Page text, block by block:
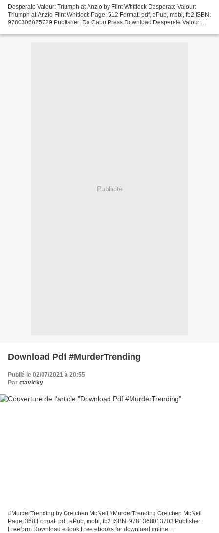
Desperate Valour: Triumph at Anzio by Flint Whitlock Desperate Valour:
Triumph at Anzio Flint Whitlock Page: 512 Format: pdf, ePub, mobi, fb2 ISBN:
9780306825729 Publisher: Da Capo Press Download Desperate Valour:
Publicité
Download Pdf #MurderTrending
Publié le 02/07/2021 à 20:55
Par otavicky
#MurderTrending by Gretchen McNeil #MurderTrending Gretchen McNeil
Page: 368 Format: pdf, ePub, mobi, fb2 ISBN: 9781368013703 Publisher:
Freeform Download eBook Free ebooks for download online